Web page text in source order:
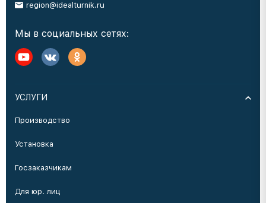
region@idealturnik.ru
Мы в социальных сетях:
УСЛУГИ
Производство
Установка
Госзаказчикам
Для юр. лиц